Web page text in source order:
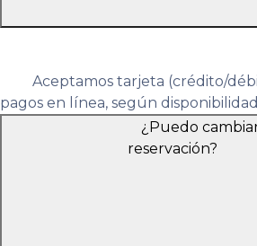
Aceptamos tarjeta (crédito/
pagos en línea, según
paquete seleccionado.
¿Puedo
reservación?